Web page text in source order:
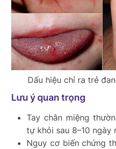
Dấu hiệu chỉ ra trẻ
Lưu ý quan trọng
Tay chân miệng
tự khỏi sau 8–10 ngày
Nguy cơ biến chứng